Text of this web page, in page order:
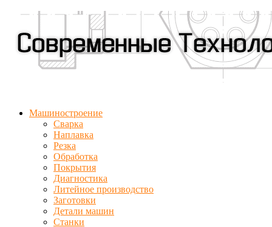
Машиностроение
Сварка
Наплавка
Резка
Обработка
Покрытия
Диагностика
Литейное производство
Заготовки
Детали машин
Станки